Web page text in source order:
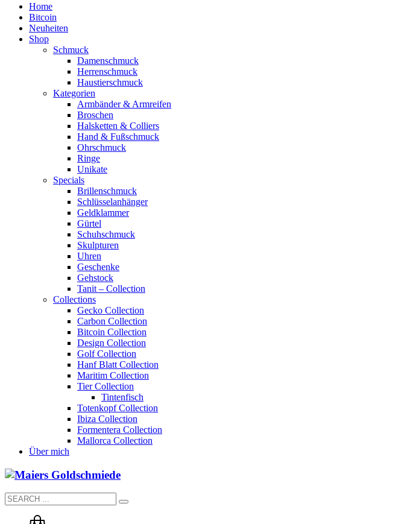
Home
Bitcoin
Neuheiten
Shop
Schmuck
Damenschmuck
Herrenschmuck
Haustierschmuck
Kategorien
Armbänder & Armreifen
Broschen
Halsketten & Colliers
Hand & Fußschmuck
Ohrschmuck
Ringe
Unikate
Specials
Brillenschmuck
Schlüsselanhänger
Geldklammer
Gürtel
Schuhschmuck
Skulpturen
Uhren
Geschenke
Gehstock
Tanit – Collection
Collections
Gecko Collection
Carbon Collection
Bitcoin Collection
Design Collection
Golf Collection
Hanf Blatt Collection
Maritim Collection
Tier Collection
Tintenfisch
Totenkopf Collection
Ibiza Collection
Formentera Collection
Mallorca Collection
Über mich